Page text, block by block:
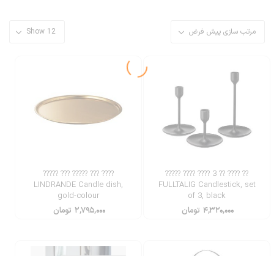
?? ???? ?? 3 ???? ???? ?????
FULLTALIG Candlestick, set
of 3, black
۴,۳۲۰,۰۰۰ تومان
???? ??? ????? ??? ?????
LINDRANDE Candle dish,
gold-colour
۲,۷۹۵,۰۰۰ تومان